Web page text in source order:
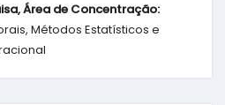
Área de Concentração:
Métodos Estatísticos e